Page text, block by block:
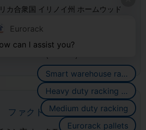
カ合衆国 イリノイ州 ホームウッド
(シカゴ)
ファクトリー
Eurorack
can I assist you?
Smart warehouse racking systems
Heavy duty racking systems
Medium duty racking
Eurorack pallets